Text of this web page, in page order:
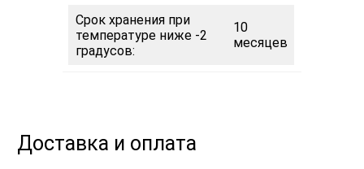
Срок хранения при
температуре ниже -2
градусов:
10
месяцев
Доставка и оплата